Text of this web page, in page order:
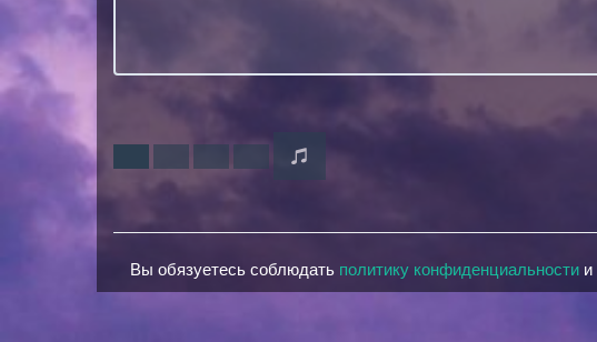
Вы обязуетесь соблюдать политику конфиденциальности и